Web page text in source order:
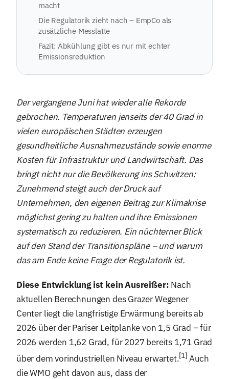
macht
Die Regulatorik zieht nach – EmpCo als
zusätzliche Messlatte
Fazit: Abkühlung gibt es nur mit echter
Emissionsreduktion
Der vergangene Juni hat wieder alle Rekorde
gebrochen. Temperaturen jenseits der 40 Grad in
vielen europäischen Städten erzeugen
gesundheitliche Ausnahmezustände sowie enorme
Kosten für Infrastruktur und Landwirtschaft. Das
bringt nicht nur die Bevölkerung ins Schwitzen:
Zunehmend steigt auch der Druck auf
Unternehmen, den eigenen Beitrag zur Klimakrise
möglichst gering zu halten und ihre Emissionen
systematisch zu reduzieren. Ein nüchterner Blick
auf den Stand der Transitionspläne – und warum
das am Ende keine Frage der Regulatorik ist.
Diese Entwicklung ist kein Ausreißer: Nach
aktuellen Berechnungen des Grazer Wegener
Center liegt die langfristige Erwärmung bereits ab
2026 über der Pariser Leitplanke von 1,5 Grad – für
2026 werden 1,62 Grad, für 2027 bereits 1,71 Grad
über dem vorindustriellen Niveau erwartet.[1]Auch
die WMO geht davon aus, dass der